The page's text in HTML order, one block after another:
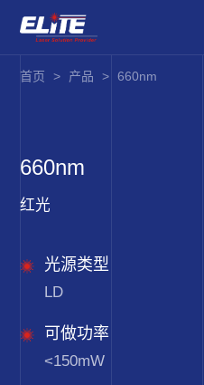
首页 > 产品 > 660nm
660nm
红光
光源类型
LD
可做功率
<150mW